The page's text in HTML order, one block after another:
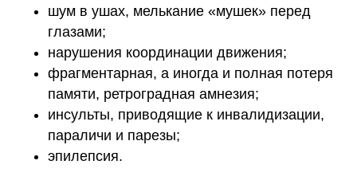
шум в ушах, мелькание «мушек» перед
глазами;
нарушения координации движения;
фрагментарная, а иногда и полная потеря
памяти, ретроградная амнезия;
инсульты, приводящие к инвалидизации,
параличи и парезы;
эпилепсия.